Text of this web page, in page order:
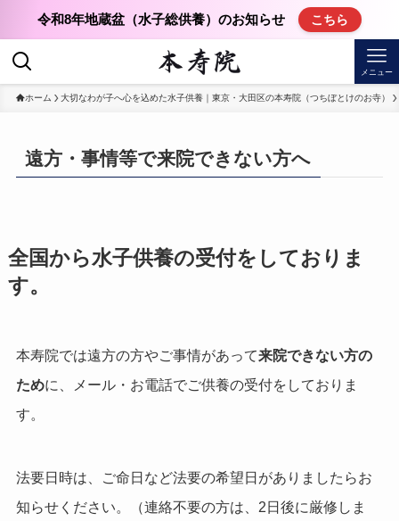
令和8年地蔵盆（水子総供養）のお知らせ こちら
メニュー
ホーム 大切なわが子へ心を込めた水子供養｜東京・大田区の本寿院（つちぼとけのお寺）
遠方・事情等で来院できない方へ
全国から水子供養の受付をしておりま
す。
本寿院では遠方の方やご事情があって来院できない方の
ために、メール・お電話でご供養の受付をしておりま
す。
法要日時は、ご命日など法要の希望日がありましたらお
知らせください。（連絡不要の方は、2日後に厳修しま